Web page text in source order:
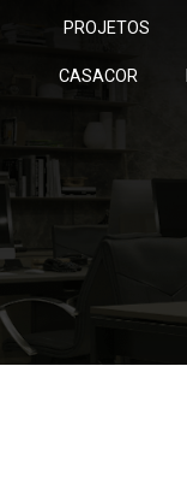
PROJETOS
CASACOR